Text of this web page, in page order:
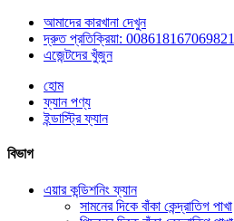
আমাদের কারখানা দেখুন
দ্রুত প্রতিক্রিয়া: 008618167069821
এজেন্টদের খুঁজুন
হোম
ফ্যান পণ্য
ইন্ডাস্ট্রি ফ্যান
বিভাগ
এয়ার কন্ডিশনিং ফ্যান
সামনের দিকে বাঁকা কেন্দ্রাতিগ পাখা